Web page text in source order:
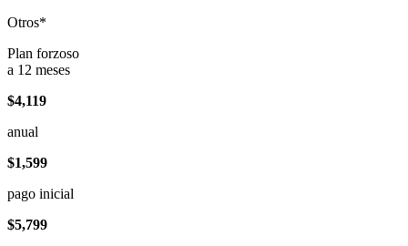
Otros*
Plan forzoso
a 12 meses
$4,119
anual
$1,599
pago inicial
$5,799